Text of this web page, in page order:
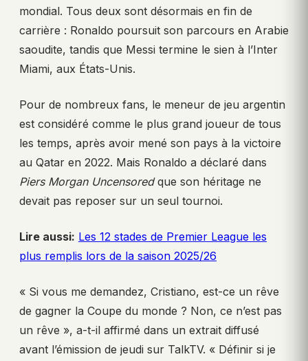
mondial. Tous deux sont désormais en fin de
carrière : Ronaldo poursuit son parcours en Arabie
saoudite, tandis que Messi termine le sien à l’Inter
Miami, aux États-Unis.
Pour de nombreux fans, le meneur de jeu argentin
est considéré comme le plus grand joueur de tous
les temps, après avoir mené son pays à la victoire
au Qatar en 2022. Mais Ronaldo a déclaré dans
Piers Morgan Uncensoredque son héritage ne
devait pas reposer sur un seul tournoi.
Lire aussi: Les 12 stades de Premier League les
plus remplis lors de la saison 2025/26
« Si vous me demandez, Cristiano, est-ce un rêve
de gagner la Coupe du monde ? Non, ce n’est pas
un rêve », a-t-il affirmé dans un extrait diffusé
avant l’émission de jeudi sur TalkTV. « Définir si je